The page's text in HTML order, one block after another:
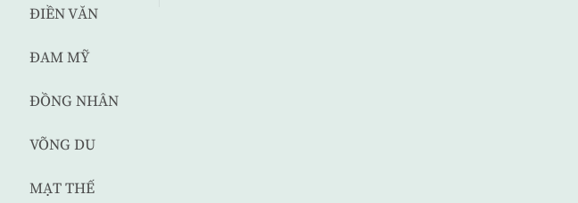
ĐIỀN VĂN
ĐAM MỸ
ĐỒNG NHÂN
VÕNG DU
MẠT THẾ